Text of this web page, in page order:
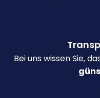
Bei uns wissen Sie,